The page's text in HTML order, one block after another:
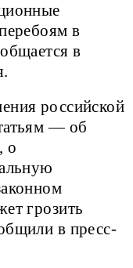
в
в
российской
— об
о
грозить
в пресс-